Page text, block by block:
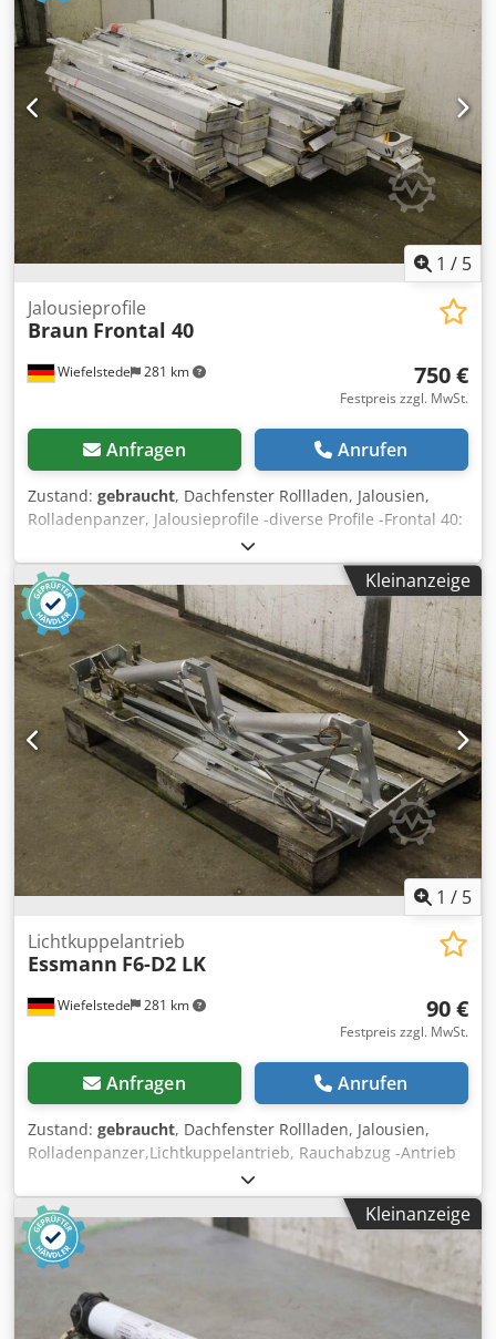
1 / 5
Wiefelstede 281 km
Jalousieprofile
Braun Frontal 40
750 €
Festpreis zzgl. MwSt.
Anfragen Anrufen
Zustand: gebraucht, Dachfenster Rollladen, Jalousien,
Rolladenpanzer, Jalousieprofile -diverse Profile -Frontal 40:
Kit Maniglia Alta -Maße siehe: Fotos/Stücklste Djded
Tgavopfx Ad Nock -Verkauf: komplett -Abmessungen:
2800/1150/H550 mm -Gewicht: 188 kg
Kleinanzeige
1 / 5
Wiefelstede 281 km
Lichtkuppelantrieb
Essmann F6-D2 LK
90 €
Festpreis zzgl. MwSt.
Anfragen Anrufen
Zustand: gebraucht, Dachfenster Rollladen, Jalousien,
Rolladenpanzer,Lichtkuppelantrieb, Rauchabzug -Antrieb
für: Lichtkuppel/Rauchabzug -Typ: F6-D2 LK 150/150 AK30
T-PN70G -Hub: 325 mm -Preis: pro Stück Dcjdpsd Tiibsfx
Ad Nok -Anzahl: 2 Stück -Abmessungen: 1335/370/H300
mm -Gewicht: 25 kg/Stück
Kleinanzeige